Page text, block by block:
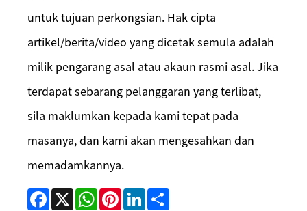
untuk tujuan perkongsian. Hak cipta
artikel/berita/video yang dicetak semula adalah
milik pengarang asal atau akaun rasmi asal. Jika
terdapat sebarang pelanggaran yang terlibat,
sila maklumkan kepada kami tepat pada
masanya, dan kami akan mengesahkan dan
memadamkannya.
Facebook
X WhatsAppPinterestLinkedIn